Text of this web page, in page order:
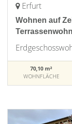
Erfurt
Wohnen auf
70,10 m²
WOHNFLÄCHE